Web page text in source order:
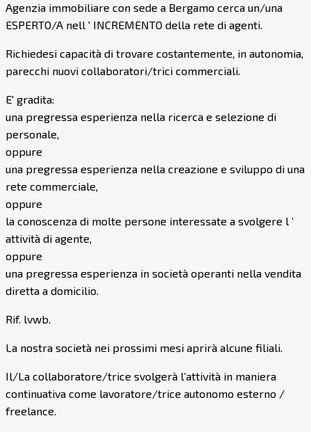
Agenzia immobiliare con sede a Bergamo cerca un/una
ESPERTO/A nell ' INCREMENTO della rete di agenti.
Richiedesi capacità di trovare costantemente, in autonomia,
parecchi nuovi collaboratori/trici commerciali.
E' gradita:
una pregressa esperienza nella ricerca e selezione di
personale,
oppure
una pregressa esperienza nella creazione e sviluppo di una
rete commerciale,
oppure
la conoscenza di molte persone interessate a svolgere l ’
attività di agente,
oppure
una pregressa esperienza in società operanti nella vendita
diretta a domicilio.
Rif. lvwb.
La nostra società nei prossimi mesi aprirà alcune filiali.
Il/La collaboratore/trice svolgerà l’attività in maniera
continuativa come lavoratore/trice autonomo esterno /
freelance.